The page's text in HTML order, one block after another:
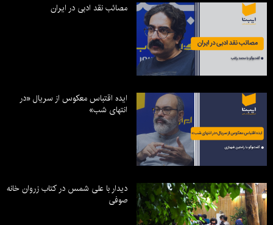
مصائب نقد ادبی در ایران
ایده اقتباس معکوس از سریال «در
انتهای شب»
دیدار با علی شمس در کتاب زروان خانه
صوفی